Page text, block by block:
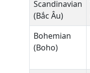
Scandinavian
(Bắc Âu)
Bohemian
(Boho)